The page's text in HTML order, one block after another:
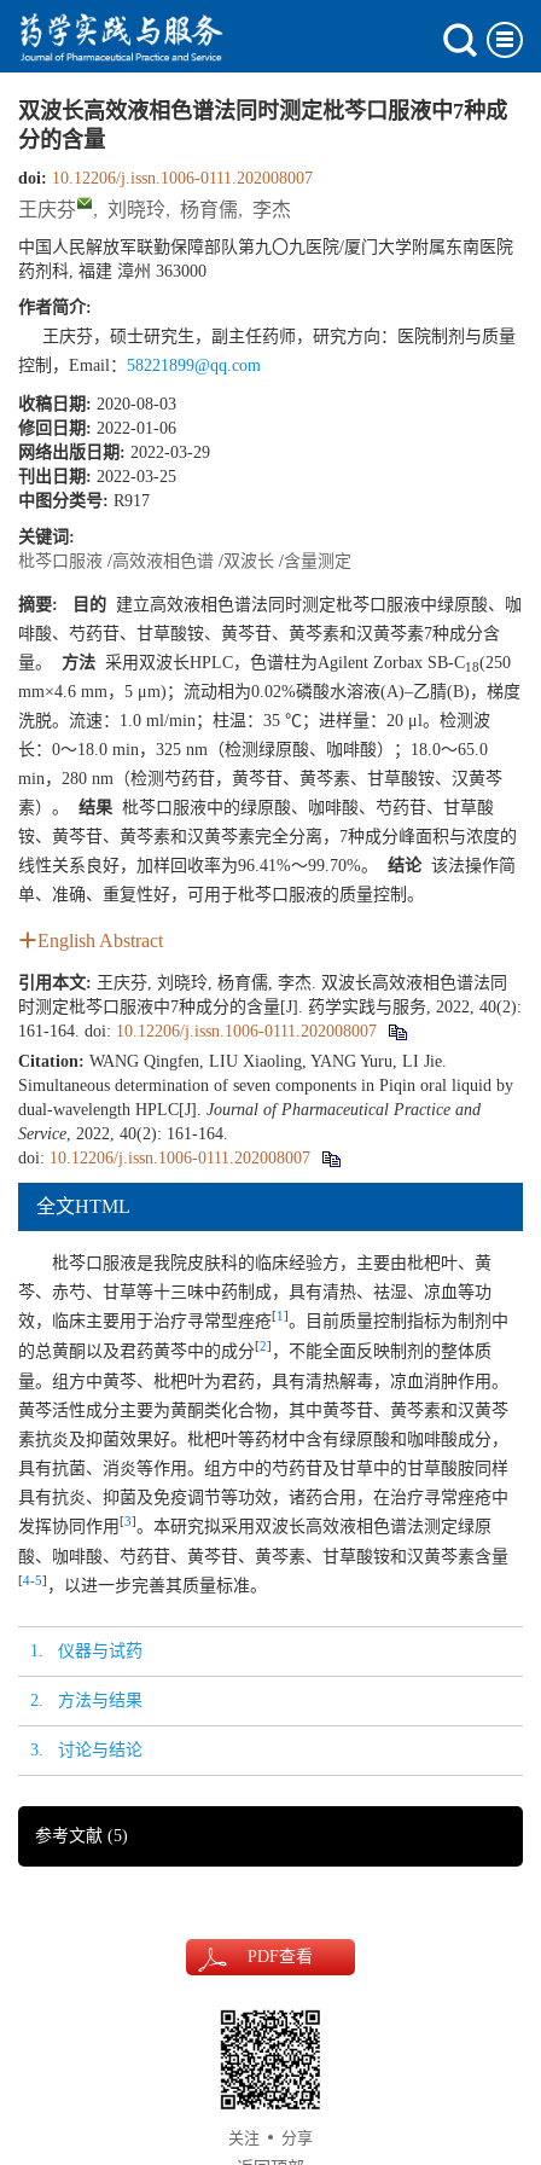
双波长高效液相色谱法同时测定枇芩口服液中7种成
分的含量
doi: 10.12206/j.issn.1006-0111.202008007
王庆芬 , 刘晓玲, 杨育儒, 李杰
中国人民解放军联勤保障部队第九〇九医院/厦门大学附属东南医院
药剂科, 福建 漳州 363000
作者简介:
王庆芬，硕士研究生，副主任药师，研究方向：医院制剂与质量
控制，Email： 58221899@qq.com
收稿日期: 2020-08-03
修回日期: 2022-01-06
网络出版日期: 2022-03-29
刊出日期: 2022-03-25
中图分类号: R917
关键词:
枇芩口服液 /高效液相色谱 /双波长 /含量测定
摘要: 目的 建立高效液相色谱法同时测定枇芩口服液中绿原酸、咖
啡酸、芍药苷、甘草酸铵、黄芩苷、黄芩素和汉黄芩素7种成分含
量。
方法 采用双波长HPLC，色谱柱为Agilent Zorbax SB-C18(250
mm×4.6 mm，5 μm)；流动相为0.02%磷酸水溶液(A)–乙腈(B)，梯度
洗脱。流速：1.0 ml/min；柱温：35 ℃；进样量：20 μl。检测波
长：0～18.0 min，325 nm（检测绿原酸、咖啡酸）；18.0～65.0
min，280 nm（检测芍药苷，黄芩苷、黄芩素、甘草酸铵、汉黄芩
素）。
结果 枇芩口服液中的绿原酸、咖啡酸、芍药苷、甘草酸
铵、黄芩苷、黄芩素和汉黄芩素完全分离，7种成分峰面积与浓度的
线性关系良好，加样回收率为96.41%～99.70%。
结论该法操作简
单、准确、重复性好，可用于枇芩口服液的质量控制。
English Abstract
引用本文: 王庆芬, 刘晓玲, 杨育儒, 李杰. 双波长高效液相色谱法同
时测定枇芩口服液中7种成分的含量[J]. 药学实践与服务, 2022, 40(2):
161-164. doi: 10.12206/j.issn.1006-0111.202008007
Citation: WANG Qingfen, LIU Xiaoling, YANG Yuru, LI Jie.
Simultaneous determination of seven components in Piqin oral liquid by
dual-wavelength HPLC[J]. Journal of Pharmaceutical Practice and
Service , 2022, 40(2): 161-164.
doi: 10.12206/j.issn.1006-0111.202008007
全文HTML
枇芩口服液是我院皮肤科的临床经验方，主要由枇杷叶、黄
芩、赤芍、甘草等十三味中药制成，具有清热、祛湿、凉血等功
效，临床主要用于治疗寻常型痤疮[1 ]。目前质量控制指标为制剂中
的总黄酮以及君药黄芩中的成分[2] ，不能全面反映制剂的整体质
量。组方中黄芩、枇杷叶为君药，具有清热解毒，凉血消肿作用。
黄芩活性成分主要为黄酮类化合物，其中黄芩苷、黄芩素和汉黄芩
素抗炎及抑菌效果好。枇杷叶等药材中含有绿原酸和咖啡酸成分，
具有抗菌、消炎等作用。组方中的芍药苷及甘草中的甘草酸胺同样
具有抗炎、抑菌及免疫调节等功效，诸药合用，在治疗寻常痤疮中
发挥协同作用 [3]。本研究拟采用双波长高效液相色谱法测定绿原
酸、咖啡酸、芍药苷、黄芩苷、黄芩素、甘草酸铵和汉黄芩素含量
[4-5] ，以进一步完善其质量标准。
1. 仪器与试药
2. 方法与结果
3. 讨论与结论
参考文献 (5)
PDF查看
关注
分享